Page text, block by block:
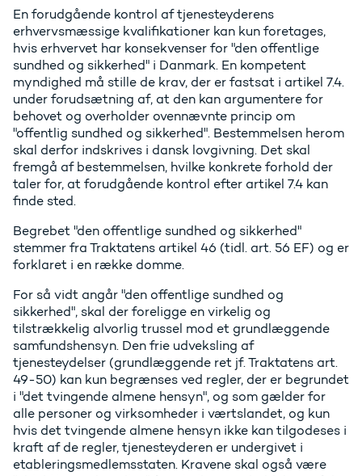
En forudgående kontrol af tjenesteyderens
erhvervsmæssige kvalifikationer kan kun foretages,
hvis erhvervet har konsekvenser for "den offentlige
sundhed og sikkerhed" i Danmark. En kompetent
myndighed må stille de krav, der er fastsat i artikel 7.4.
under forudsætning af, at den kan argumentere for
behovet og overholder ovennævnte princip om
"offentlig sundhed og sikkerhed". Bestemmelsen herom
skal derfor indskrives i dansk lovgivning. Det skal
fremgå af bestemmelsen, hvilke konkrete forhold der
taler for, at forudgående kontrol efter artikel 7.4 kan
finde sted.
Begrebet "den offentlige sundhed og sikkerhed"
stemmer fra Traktatens artikel 46 (tidl. art. 56 EF) og er
forklaret i en række domme.
For så vidt angår "den offentlige sundhed og
sikkerhed", skal der foreligge en virkelig og
tilstrækkelig alvorlig trussel mod et grundlæggende
samfundshensyn. Den frie udveksling af
tjenesteydelser (grundlæggende ret jf. Traktatens art.
49-50) kan kun begrænses ved regler, der er begrundet
i "det tvingende almene hensyn", og som gælder for
alle personer og virksomheder i værtslandet, og kun
hvis det tvingende almene hensyn ikke kan tilgodeses i
kraft af de regler, tjenesteyderen er undergivet i
etableringsmedlemsstaten. Kravene skal også være